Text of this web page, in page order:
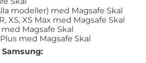
modeller) med Magsafe Skal
XS, XS Max med Magsafe Skal
Magsafe Skal
med Magsafe Skal